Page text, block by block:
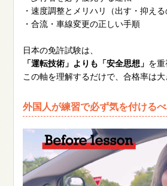
・速度調整とメリハリ（出す・抑える
・合流・車線変更の正しい手順
日本の免許試験は、
「運転技術」よりも「安全思想」 を重
この軸を理解するだけで、合格率は大
外国人が練習で必ず気を付ける